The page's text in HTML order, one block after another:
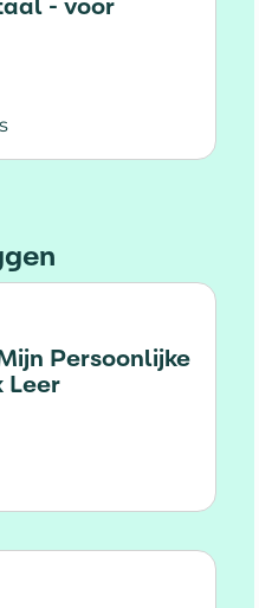
More digitaal - voor
Persoonlijke
Leer
MS: Mijn